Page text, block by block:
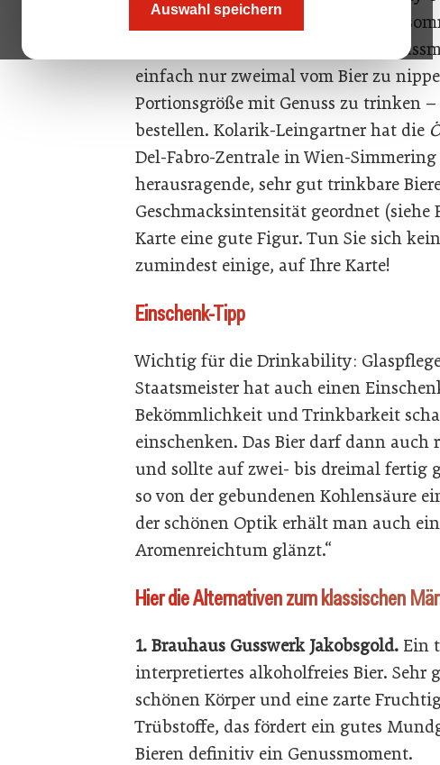
Auswahl speichern
Genussmoment entsteht“, sagt
Kolarik-Leingartner. Der hohe
einfach nur zweimal vom Bier zu
Portionsgröße mit Genuss zu trinken
bestellen. Kolarik-Leingartner hat die
Del-Fabro-Zentrale in Wien-
herausragende, sehr gut trinkbare
Geschmacksintensität geordnet (siehe
Karte eine gute Figur. Tun Sie sich
zumindest einige, auf Ihre Karte!
Einschenk-Tipp
Wichtig für die Drinkability:
Staatsmeister hat auch einen
Bekömmlichkeit und Trinkbarkeit
einschenken. Das Bier darf dann
und sollte auf zwei- bis dreimal fertig
so von der gebundenen Kohlensäure
der schönen Optik erhält man auch
Aromenreichtum glänzt.“
Hier die Alternativen zum klassischen
1. Brauhaus Gusswerk Jakobsgold. Ein
interpretiertes alkoholfreies Bier.
schönen Körper und eine zarte
Trübstoffe, das fördert ein gutes
Bieren definitiv ein Genussmoment.